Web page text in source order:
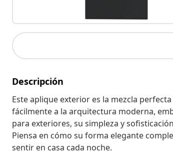
Descripción
Este aplique exterior es la mezcla
fácilmente a la arquitectura moderna,
para exteriores, su simpleza y
Piensa en cómo su forma elegante
sentir en casa cada noche.